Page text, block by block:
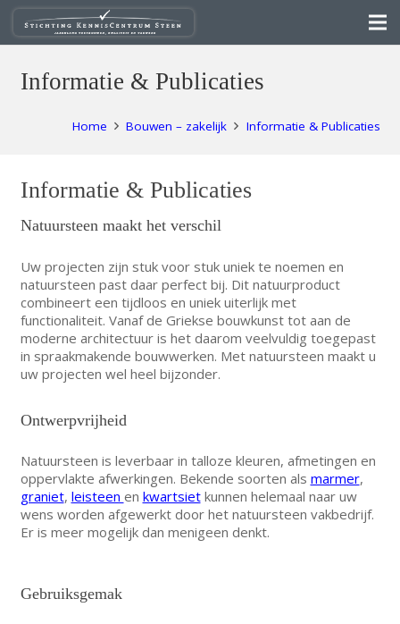
Informatie & Publicaties
Home Bouwen – zakelijk Informatie & Publicaties
Informatie & Publicaties
Natuursteen maakt het verschil
Uw projecten zijn stuk voor stuk uniek te noemen en
natuursteen past daar perfect bij. Dit natuurproduct
combineert een tijdloos en uniek uiterlijk met
functionaliteit. Vanaf de Griekse bouwkunst tot aan de
moderne architectuur is het daarom veelvuldig toegepast
in spraakmakende bouwwerken. Met natuursteen maakt u
uw projecten wel heel bijzonder.
Ontwerpvrijheid
Natuursteen is leverbaar in talloze kleuren, afmetingen en
oppervlakte afwerkingen. Bekende soorten als marmer,
graniet, leisteen en kwartsietkunnen helemaal naar uw
wens worden afgewerkt door het natuursteen vakbedrijf.
Er is meer mogelijk dan menigeen denkt.
Gebruiksgemak